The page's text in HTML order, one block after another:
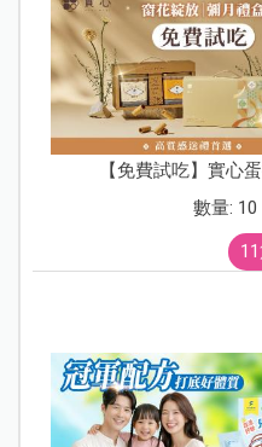
【免費試吃】實心
數量: